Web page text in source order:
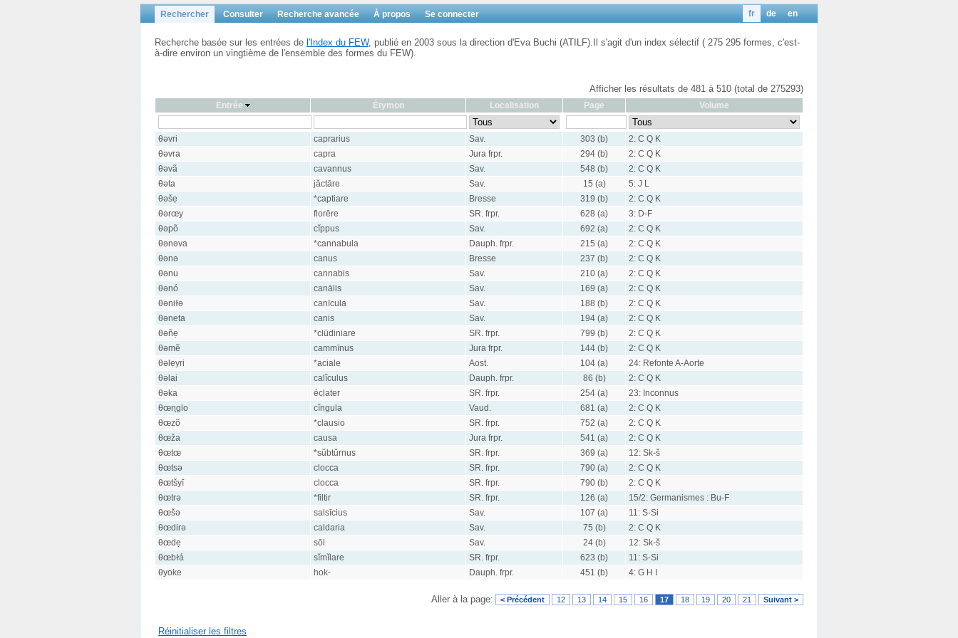
Rechercher Consulter Recherche avancée À propos Se connecter en
de
fr
Recherche basée sur les entrées de l'Index du FEW, publié en 2003 sous la direction d'Eva Buchi (ATILF).Il s'agit d'un index sélectif ( 275 295 formes, c'est-
à-dire environ un vingtième de l'ensemble des formes du FEW).
Afficher les résultats de 481 à 510 (total de 275293)
Entrée Étymon Localisation Page Volume
θəvri caprarius Sav. 303 (b)
2: C Q K
θəvra
capra Jura frpr. 294 (b)
2: C Q K
θəvã
cavannus Sav. 548 (b)
2: C Q K
θəta
jăctāre Sav. 15 (a)
5: J L
θəšẹ
*captiare Bresse 319 (b)
2: C Q K
θərœy
florēre SR. frpr. 628 (a)
3: D-F
θəpõ
cĭppus Sav. 692 (a)
2: C Q K
θənəva
*cannabula Dauph. frpr. 215 (a)
2: C Q K
θənə
canus Bresse 237 (b)
2: C Q K
θənu
cannabis Sav. 210 (a)
2: C Q K
θənó
canālis Sav. 169 (a)
2: C Q K
θəniɫə
canīcula Sav. 188 (b)
2: C Q K
θəneta
canis Sav. 194 (a)
2: C Q K
θəñẹ
*clūdiniare SR. frpr. 799 (b)
2: C Q K
θəmẽ
cammīnus Jura frpr. 144 (b)
2: C Q K
θəlẹyri
*aciale Aost. 104 (a)
24: Refonte A-Aorte
θəlai
calĭculus Dauph. frpr. 86 (b)
2: C Q K
θəka
éclater SR. frpr. 254 (a)
23: Inconnus
θœɳglo
cĭngula Vaud. 681 (a)
2: C Q K
θœzõ
*clausio SR. frpr. 752 (a)
2: C Q K
θœža
causa Jura frpr. 541 (a)
2: C Q K
θœtœ
*sŭbtŭrnus SR. frpr. 369 (a)
12: Sk-š
θœtsə
clocca SR. frpr. 790 (a)
2: C Q K
θœtšyī
clocca SR. frpr. 790 (b)
2: C Q K
θœtrə
*filtir SR. frpr. 126 (a)
15/2: Germanismes : Bu-F
θœšə
salsīcius Sav. 107 (a)
11: S-Si
θœdirə
caldaria Sav. 75 (b)
2: C Q K
θœdẹ
sōl Sav. 24 (b)
12: Sk-š
θœbɫá
sĭmĭlare SR. frpr. 623 (b)
11: S-Si
θyoke
hok- Dauph. frpr. 451 (b) 4: G H I
Aller à la page: < Précédent 12 13 14 15 16 17 18 19 20 21 Suivant >
Réinitialiser les filtres